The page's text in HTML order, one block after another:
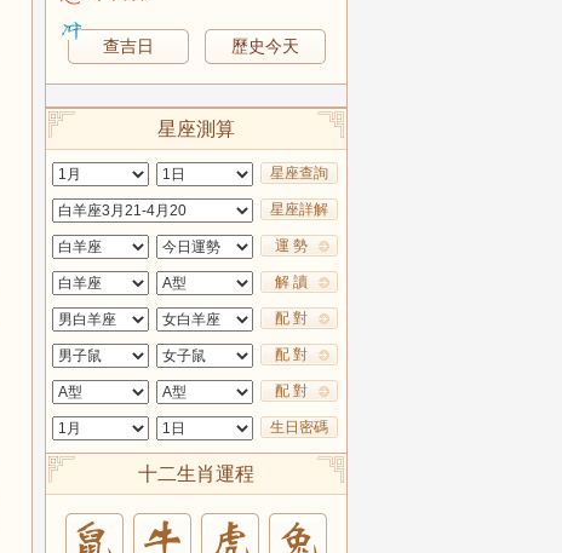
查吉日 歷史今天
星座測算
星座查詢
星座詳解
運 勢
解 讀
配 對
配 對
配 對
生日密碼
十二生肖運程